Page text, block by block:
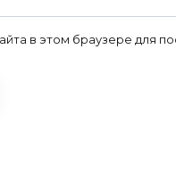
в этом браузере для